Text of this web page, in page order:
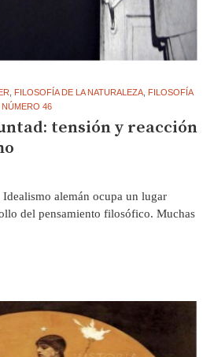
FILOSOFÍA DE LA NATURALEZA, FILOSOFÍA
NÚMERO 46
tensión y reacción
alemán ocupa un lugar
del pensamiento filosófico. Muchas